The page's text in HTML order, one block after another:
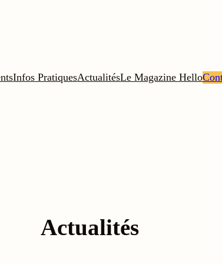
Infos PratiquesActualitésLe Magazine Hello
Actualités